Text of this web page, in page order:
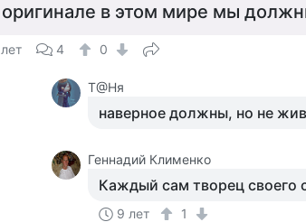
в этом мире мы
4 0
Т@Ня
наверное должны, но не
Геннадий Клименко
Каждый сам творец своего
9 лет 1